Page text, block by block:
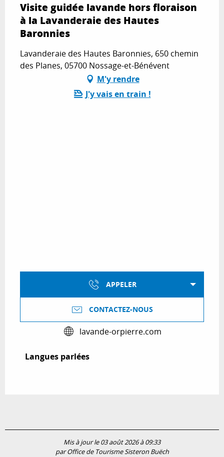
Visite guidée lavande hors floraison
à la Lavanderaie des Hautes
Baronnies
Lavanderaie des Hautes Baronnies, 650 chemin
des Planes, 05700 Nossage-et-Bénévent
M'y rendre
J'y vais en train !
APPELER
CONTACTEZ-NOUS
lavande-orpierre.com
Langues parlées
Langues parlées
Mis à jour le 03 août 2026 à 09:33
par Office de Tourisme Sisteron Buëch